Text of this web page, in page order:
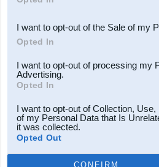
third parties.
I want to opt-out of the Sale of my
Opted In
I want to opt-out of processing my
Advertising.
Opted In
I want to opt-out of Collection,
of my Personal Data that Is
it was collected.
Opted Out
CONFIRM